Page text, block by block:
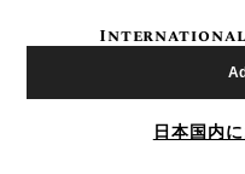
International
日本国内